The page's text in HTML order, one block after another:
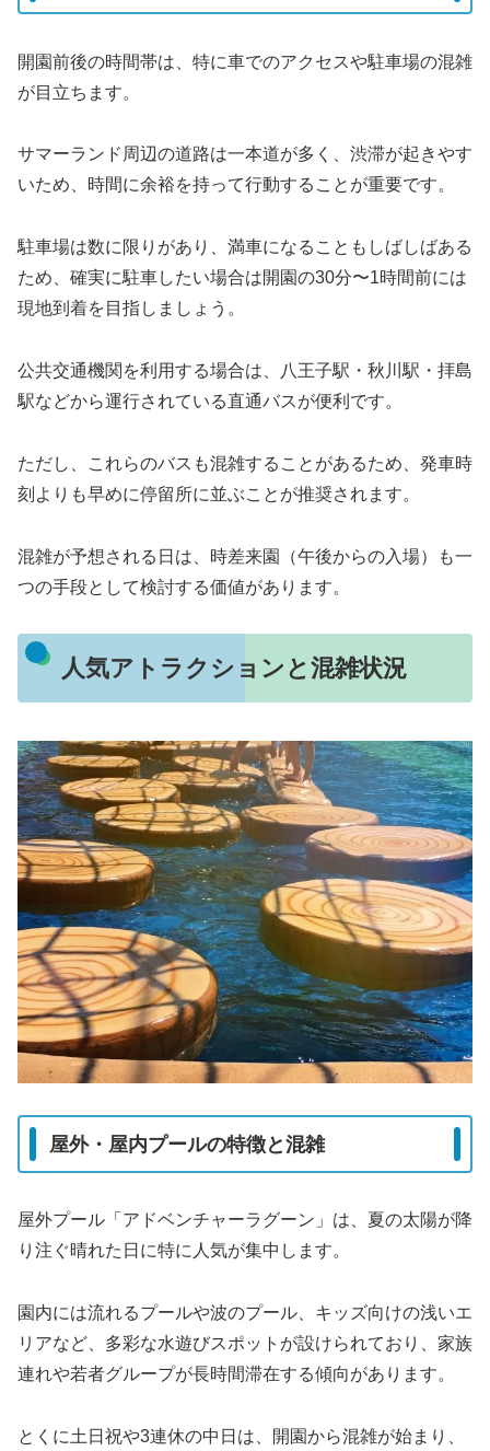
開園前後の時間帯は、特に車でのアクセスや駐車場の混雑
が目立ちます。
サマーランド周辺の道路は一本道が多く、渋滞が起きやす
いため、時間に余裕を持って行動することが重要です。
駐車場は数に限りがあり、満車になることもしばしばある
ため、確実に駐車したい場合は開園の30分〜1時間前には
現地到着を目指しましょう。
公共交通機関を利用する場合は、八王子駅・秋川駅・拝島
駅などから運行されている直通バスが便利です。
ただし、これらのバスも混雑することがあるため、発車時
刻よりも早めに停留所に並ぶことが推奨されます。
混雑が予想される日は、時差来園（午後からの入場）も一
つの手段として検討する価値があります。
人気アトラクションと混雑状況
屋外・屋内プールの特徴と混雑
屋外プール「アドベンチャーラグーン」は、夏の太陽が降
り注ぐ晴れた日に特に人気が集中します。
園内には流れるプールや波のプール、キッズ向けの浅いエ
リアなど、多彩な水遊びスポットが設けられており、家族
連れや若者グループが長時間滞在する傾向があります。
とくに土日祝や3連休の中日は、開園から混雑が始まり、